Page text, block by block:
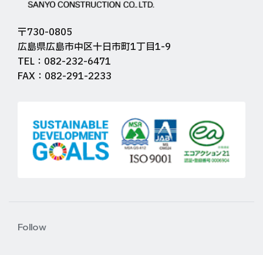
〒730-0805
広島県広島市中区十日市町1丁目1-9
TEL：082-232-6471
FAX：082-291-2233
Follow